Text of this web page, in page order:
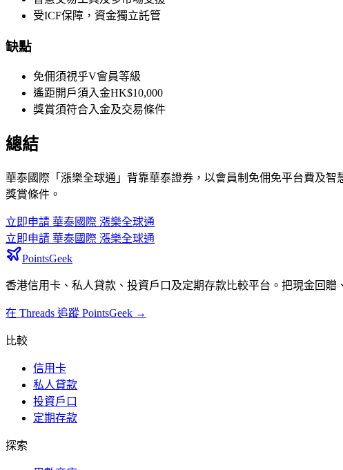
受ICF保障，資金獨立託管
缺點
免佣須視乎V會員等級
遙距開戶須入金HK$10,000
獎賞須符合入金及交易條件
總結
華泰國際「漲樂全球通」背靠華泰證券，以會員制免佣免平台費及
獎賞條件。
立即申請 華泰國際 漲樂全球通
立即申請 華泰國際 漲樂全球通
PointsGeek
香港信用卡、私人貸款、投資戶口及定期存款比較平台。把現金回贈
在 Threads 追蹤 PointsGeek →
比較
信用卡
私人貸款
投資戶口
定期存款
探索